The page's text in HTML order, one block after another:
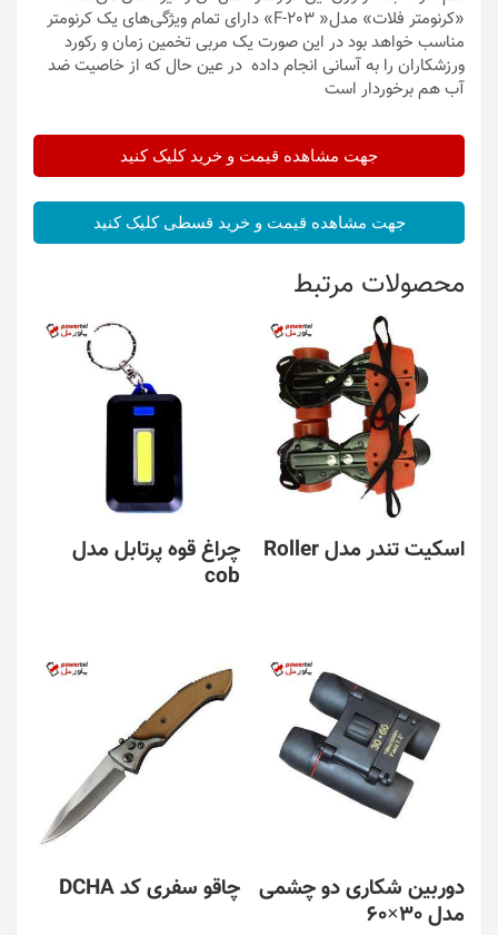
«کرنومتر فلات» مدل« F-203» دارای تمام ویژگی‌های یک کرنومتر
مناسب خواهد بود در این صورت یک مربی تخمین زمان و رکورد
ورزشکاران را به آسانی انجام داده در عین حال که از خاصیت ضد
آب هم برخوردار است
جهت مشاهده قیمت و خرید کلیک کنید
جهت مشاهده قیمت و خرید قسطی کلیک کنید
محصولات مرتبط
اسکیت تندر مدل Roller
چراغ قوه پرتابل مدل
cob
دوربین شکاری دو چشمی
مدل 30×60
چاقو سفری کد DCHA